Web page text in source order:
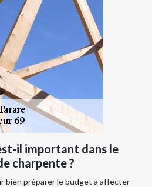
il important dans le
charpente ?
bien préparer le budget à affecter